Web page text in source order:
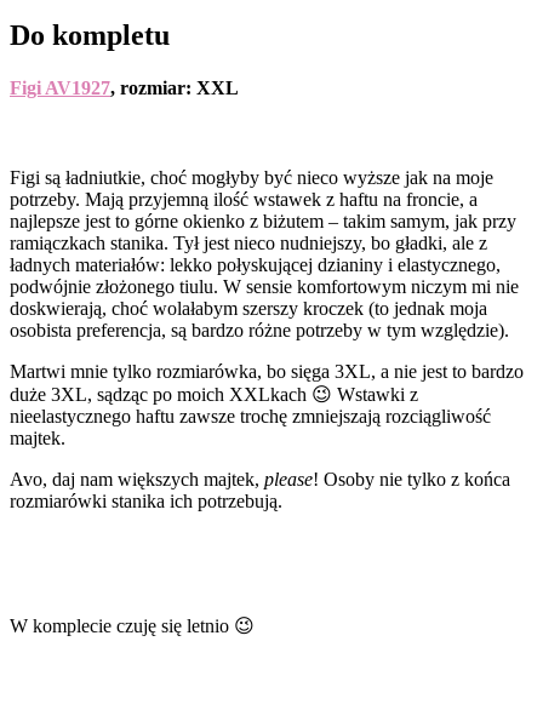
Do kompletu
Figi AV1927, rozmiar: XXL
Figi są ładniutkie, choć mogłyby być nieco wyższe jak na moje
potrzeby. Mają przyjemną ilość wstawek z haftu na froncie, a
najlepsze jest to górne okienko z biżutem – takim samym, jak przy
ramiączkach stanika. Tył jest nieco nudniejszy, bo gładki, ale z
ładnych materiałów: lekko połyskującej dzianiny i elastycznego,
podwójnie złożonego tiulu. W sensie komfortowym niczym mi nie
doskwierają, choć wolałabym szerszy kroczek (to jednak moja
osobista preferencja, są bardzo różne potrzeby w tym względzie).
Martwi mnie tylko rozmiarówka, bo sięga 3XL, a nie jest to bardzo
duże 3XL, sądząc po moich XXLkach 😉 Wstawki z
nieelastycznego haftu zawsze trochę zmniejszają rozciągliwość
majtek.
Avo, daj nam większych majtek, please! Osoby nie tylko z końca
rozmiarówki stanika ich potrzebują.
W komplecie czuję się letnio 😉